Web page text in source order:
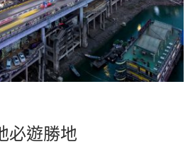
必遊勝地